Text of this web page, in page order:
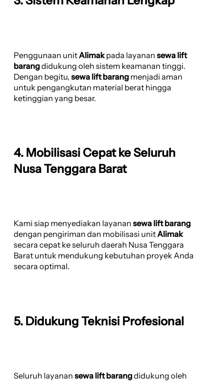
Penggunaan unit Alimakpada layanan sewa lift
barangdidukung oleh sistem keamanan tinggi.
Dengan begitu, sewa lift barang menjadi aman
untuk pengangkutan material berat hingga
ketinggian yang besar.
4. Mobilisasi Cepat ke Seluruh
Nusa Tenggara Barat
Kami siap menyediakan layanan sewa lift barang
dengan pengiriman dan mobilisasi unitAlimak
secara cepat ke seluruh daerah Nusa Tenggara
Barat untuk mendukung kebutuhan proyek Anda
secara optimal.
5. Didukung Teknisi Profesional
Seluruh layanan sewa lift barangdidukung oleh